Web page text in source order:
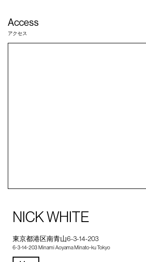
Access
アクセス
NICK WHITE
東京都港区南青山6-3-14-203
6-3-14-203 Minami Aoyama Minato-ku Tokyo